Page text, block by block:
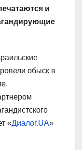
и
обыск в
«Диалог.UA»